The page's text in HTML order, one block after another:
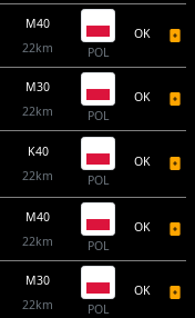
M40
22km
POL
OK
M30
22km
POL
OK
K40
22km
POL
OK
M40
22km
POL
OK
M30
22km
POL
OK